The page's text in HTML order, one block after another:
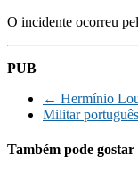
O incidente ocorreu
PUB
← Hermínio
Militar
Também pode gostar